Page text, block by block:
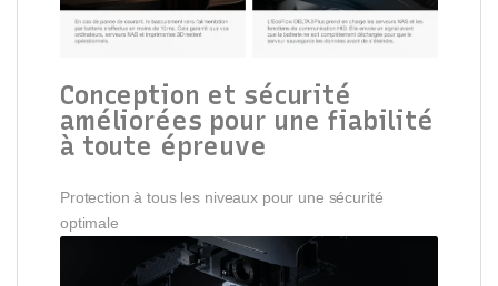
Conception et sécurité
améliorées pour une fiabilité
à toute épreuve
Protection à tous les niveaux pour une sécurité
optimale